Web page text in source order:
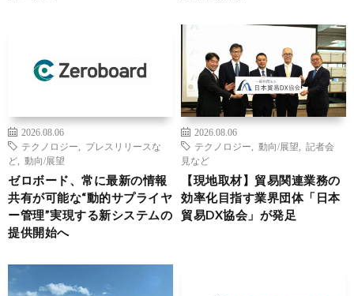
2026.08.06
テクノロジー
プレスリリースな
ど
動向/展望
ゼロボード、常に最新の情報
共有が可能な“動的サプライヤ
ー管理”実現する新システムの
提供開始へ
2026.08.06
テクノロジー
動向/展望
記者会
見など
【現地取材】貿易関連業務の
効率化目指す業界団体「日本
貿易DX協会」が発足